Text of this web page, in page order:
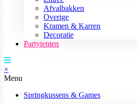
Afvalbakken
Overige
Kramen & Karren
Decoratie
Partytenten
×
Menu
Springkussens & Games